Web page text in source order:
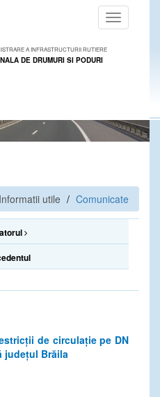
Toggle
navigation
A INFRASTRUCTURII RUTIERE
DE DRUMURI SI PODURI
utile Comunicate
de circulație pe DN
județul Brăila